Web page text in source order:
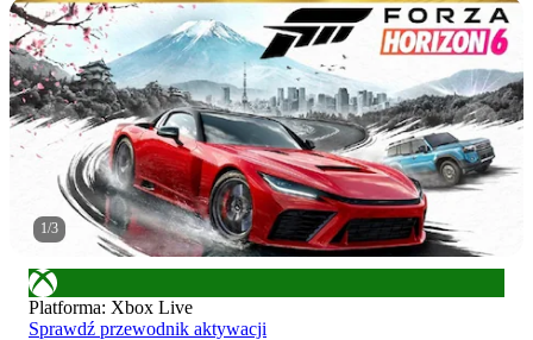
1/3
Platforma: Xbox Live
Sprawdź przewodnik aktywacji